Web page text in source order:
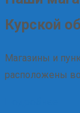
Курской
Магазины и
расположены во